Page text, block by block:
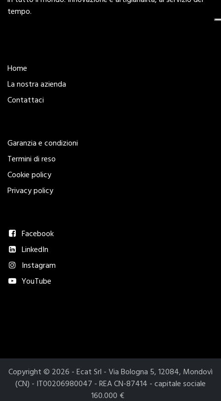
tempo.
Home
La nostra azienda
Contattaci
Garanzia e condizioni
Termini di reso
Cookie policy
Privacy policy
Facebook
LinkedIn
Instagram
YouTube
Copyright © 2026 - Ecat Srl - Via Bologna 5, 12084, Mondovì
(CN) - IT00206980047 - REA CN-87414 - capitale sociale
160.000 €